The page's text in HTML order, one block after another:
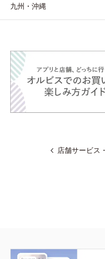
九州・沖縄
店舗サービス